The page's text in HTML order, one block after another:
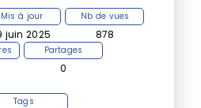
Mis à jour
juin 2025
Nb de vues
878
Partages
0
Tags